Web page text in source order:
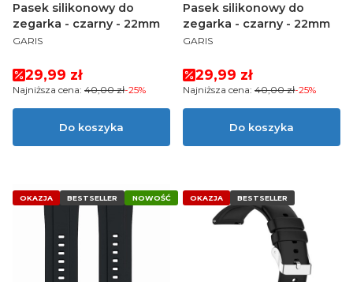
Pasek silikonowy do
zegarka - czarny - 22mm
PRODUCENT
GARIS
Cena promocyjna
29,99 zł
Najniższa cena: 40,00 zł-25%
Do koszyka
Pasek silikonowy do
zegarka - czarny - 22mm
PRODUCENT
GARIS
Cena promocyjna
29,99 zł
Najniższa cena: 40,00 zł-25%
Do koszyka
OKAZJA BESTSELLER NOWOŚĆ OKAZJA BESTSELLER